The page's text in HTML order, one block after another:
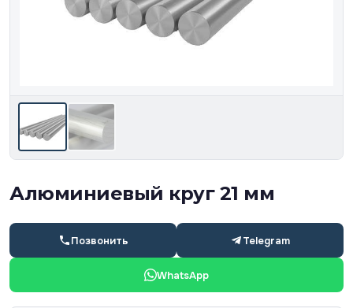
Алюминиевый круг 21 мм
Позвонить Telegram
WhatsApp